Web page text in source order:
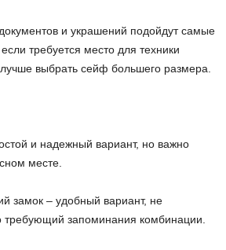
и украшений подойдут самые
требуется место для техники
выбрать сейф большего размера.
и надежный вариант, но важно
месте.
замок – удобный вариант, не
запоминания комбинации.